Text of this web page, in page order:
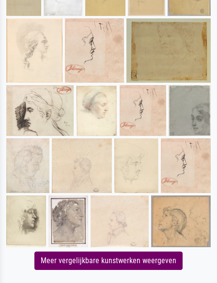
Meer vergelijkbare kunstwerken weergeven